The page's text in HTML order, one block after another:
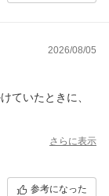
2026/08/05
ていたときに、
さらに表示
参考になった